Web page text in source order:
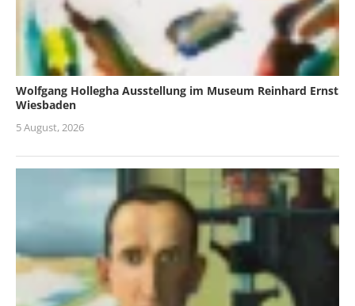
Wolfgang Hollegha Ausstellung im Museum Reinhard Ernst
Wiesbaden
5 August, 2026